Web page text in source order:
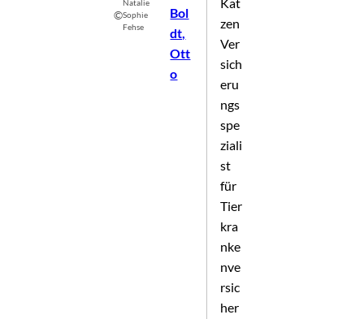
©
Natalie
Sophie
Fehse
Bol
dt,
Ott
o
zen
Ver
sich
eru
ngs
spe
ziali
st
für
Tier
kra
nke
nve
rsic
her